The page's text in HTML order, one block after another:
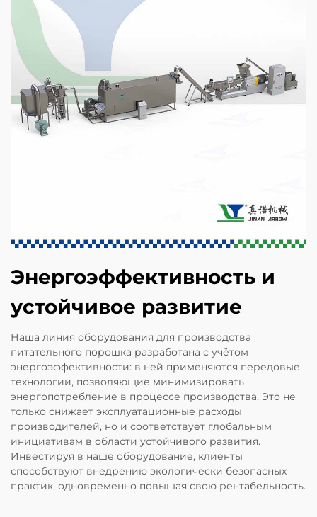
Энергоэффективность и
устойчивое развитие
Наша линия оборудования для производства
питательного порошка разработана с учётом
энергоэффективности: в ней применяются передовые
технологии, позволяющие минимизировать
энергопотребление в процессе производства. Это не
только снижает эксплуатационные расходы
производителей, но и соответствует глобальным
инициативам в области устойчивого развития.
Инвестируя в наше оборудование, клиенты
способствуют внедрению экологически безопасных
практик, одновременно повышая свою рентабельность.